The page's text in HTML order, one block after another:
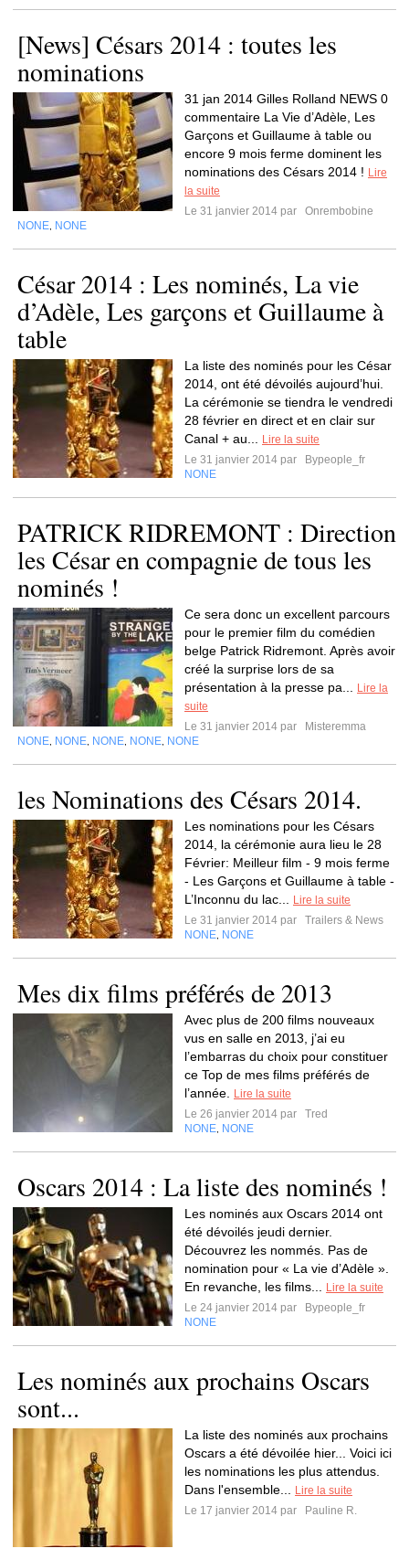
[News] Césars 2014 : toutes les
nominations
31 jan 2014 Gilles Rolland NEWS 0
commentaire La Vie d’Adèle, Les
Garçons et Guillaume à table ou
encore 9 mois ferme dominent les
nominations des Césars 2014 ! Lire
la suite
Le 31 janvier 2014 par
Onrembobine
NONE NONE
César 2014 : Les nominés, La vie
d’Adèle, Les garçons et Guillaume à
table
La liste des nominés pour les César
2014, ont été dévoilés aujourd’hui.
La cérémonie se tiendra le vendredi
28 février en direct et en clair sur
Canal + au...
Lire la suite
Le 31 janvier 2014 par
Bypeople_fr
NONE
PATRICK RIDREMONT : Direction
les César en compagnie de tous les
nominés !
Ce sera donc un excellent parcours
pour le premier film du comédien
belge Patrick Ridremont. Après avoir
créé la surprise lors de sa
présentation à la presse pa...
Lire la
suite
Le 31 janvier 2014 par
Misteremma
NONE NONE NONE NONE NONE
les Nominations des Césars 2014.
Les nominations pour les Césars
2014, la cérémonie aura lieu le 28
Février: Meilleur film - 9 mois ferme
- Les Garçons et Guillaume à table -
L’Inconnu du lac...
Lire la suite
Le 31 janvier 2014 par
Trailers & News
NONE NONE
Mes dix films préférés de 2013
Avec plus de 200 films nouveaux
vus en salle en 2013, j’ai eu
l’embarras du choix pour constituer
ce Top de mes films préférés de
l’année.
Lire la suite
Le 26 janvier 2014 par
Tred
NONE NONE
Oscars 2014 : La liste des nominés !
Les nominés aux Oscars 2014 ont
été dévoilés jeudi dernier.
Découvrez les nommés. Pas de
nomination pour « La vie d’Adèle ».
En revanche, les films...
Lire la suite
Le 24 janvier 2014 par
Bypeople_fr
NONE
Les nominés aux prochains Oscars
sont...
La liste des nominés aux prochains
Oscars a été dévoilée hier... Voici ici
les nominations les plus attendus.
Dans l'ensemble...
Lire la suite
Le 17 janvier 2014 par
Pauline R.